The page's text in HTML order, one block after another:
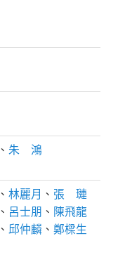
、朱 鴻
、林麗月 、 張 璉
、 呂士朋 、 陳飛龍
、邱仲麟 、鄭樑生